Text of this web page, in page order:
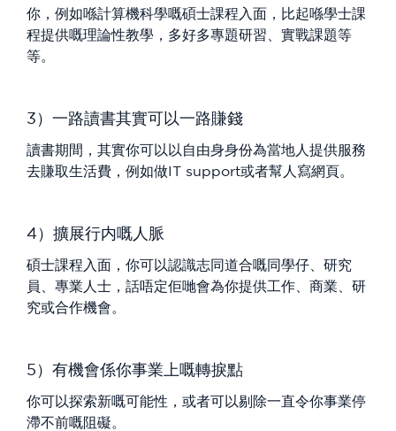
你，例如喺計算機科學嘅碩士課程入面，比起喺學士課
程提供嘅理論性教學，多好多專題研習、實戰課題等
等。
3）一路讀書其實可以一路賺錢
讀書期間，其實你可以以自由身身份為當地人提供服務
去賺取生活費，例如做IT support或者幫人寫網頁。
4）擴展行内嘅人脈
碩士課程入面，你可以認識志同道合嘅同學仔、研究
員、專業人士，話唔定佢哋會為你提供工作、商業、研
究或合作機會。
5）有機會係你事業上嘅轉捩點
你可以探索新嘅可能性，或者可以剔除一直令你事業停
滯不前嘅阻礙。